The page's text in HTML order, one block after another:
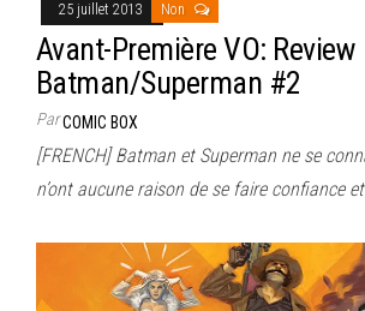
25 juillet 2013 Non
Avant-Première VO: Review
Batman/Superman #2
ParCOMIC BOX
[FRENCH] Batman et Superman ne se
n’ont aucune raison de se faire confiance